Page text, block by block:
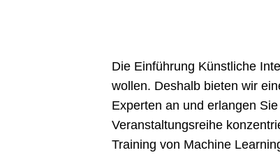
Die Einführung Künstliche
wollen. Deshalb bieten wir
Experten an und erlangen
Veranstaltungsreihe
Training von Machine